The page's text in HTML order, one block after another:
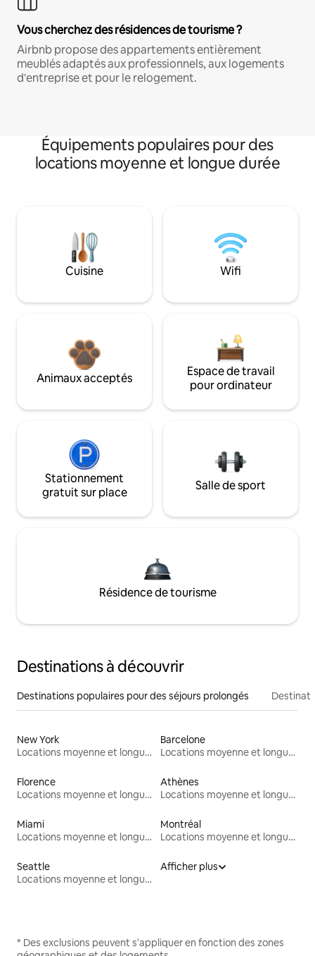
Vous cherchez des résidences de tourisme ?
Airbnb propose des appartements entièrement
meublés adaptés aux professionnels, aux logements
d'entreprise et pour le relogement.
Équipements populaires pour des
locations moyenne et longue durée
Cuisine Wifi
Animaux acceptés
Espace de travail
pour ordinateur
Stationnement
gratuit sur place
Salle de sport
Résidence de tourisme
Destinations à découvrir
Destinations populaires pour des séjours prolongés
New York
Locations moyenne et longue durée
Barcelone
Locations moyenne et longue durée
Florence
Locations moyenne et longue durée
Athènes
Locations moyenne et longue durée
Miami
Locations moyenne et longue durée
Montréal
Locations moyenne et longue durée
Seattle
Locations moyenne et longue durée
Afficher plus
* Des exclusions peuvent s'appliquer en fonction des zones